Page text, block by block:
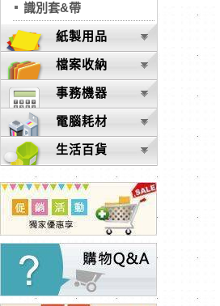
識別套&帶
紙製用品
檔案收納
事務機器
電腦耗材
生活百貨